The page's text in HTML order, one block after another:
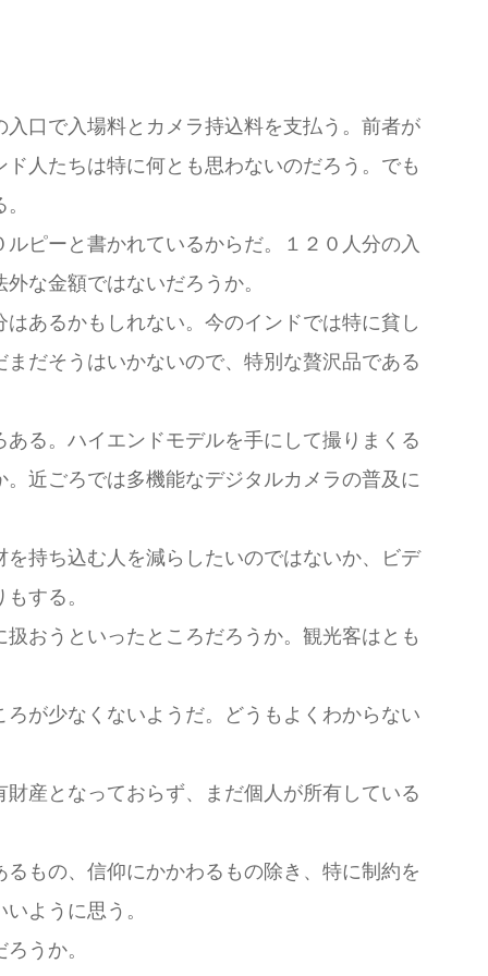
口で入場料とカメラ持込料を支払う。前者が
人たちは特に何とも思わないのだろう。でも
ピーと書かれているからだ。１２０人分の入
な金額ではないだろうか。
あるかもしれない。今のインドでは特に貧し
だそうはいかないので、特別な贅沢品である
る。ハイエンドモデルを手にして撮りまくる
近ごろでは多機能なデジタルカメラの普及に
持ち込む人を減らしたいのではないか、ビデ
する。
おうといったところだろうか。観光客はとも
が少なくないようだ。どうもよくわからない
産となっておらず、まだ個人が所有している
もの、信仰にかかわるもの除き、特に制約を
いいように思う。
うか。